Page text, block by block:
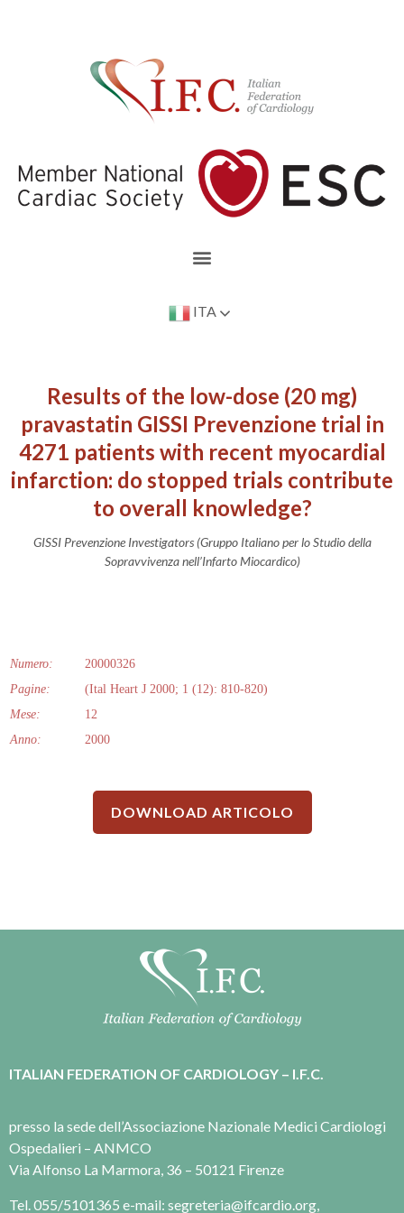
ITA
Results of the low-dose (20 mg)
pravastatin GISSI Prevenzione trial in
4271 patients with recent myocardial
infarction: do stopped trials contribute
to overall knowledge?
GISSI Prevenzione Investigators (Gruppo Italiano per lo Studio della
Sopravvivenza nell’Infarto Miocardico)
Numero:
20000326
Pagine:
(Ital Heart J 2000; 1 (12): 810-820)
Mese:
12
Anno:
2000
DOWNLOAD ARTICOLO
ITALIAN FEDERATION OF CARDIOLOGY – I.F.C.
presso la sede dell’Associazione Nazionale Medici Cardiologi
Ospedalieri – ANMCO
Via Alfonso La Marmora, 36 – 50121 Firenze
Tel. 055/5101365 e-mail: segreteria@ifcardio.org,